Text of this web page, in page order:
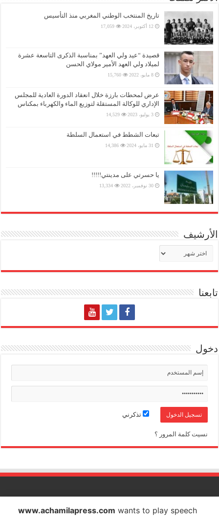
تاريخ المنتخب الوطني المغربي منذ التأسيس
12 أكتوبر، 2024 17,059
قصيدة “عيد ولي العهد” بمناسبة الذكرى التاسعة عشرة
لميلاد ولي العهد الأمير مولاي الحسن
8 مايو، 2022 15,760
عرض لمحطات بارزة خلال انعقاد الدورة العادية للمجلس
الإداري للوكالة المستقلة لتوزيع الماء والكهرباء بمكناس
3 يوليو، 2023 14,529
تبعات الشطط في استعمال السلطة
31 مايو، 2024 14,386
يا حسرتي على مدينتي!!!!!
30 نوفمبر، 2022 13,334
الأرشيف
تابعنا
دخول
تذكرني
نسيت كلمة المرور ؟
الشاملة بريس تصدر عن شركة الشاملة بريس للاتصال والاشهار
www.achamilapress.com wants to play speech